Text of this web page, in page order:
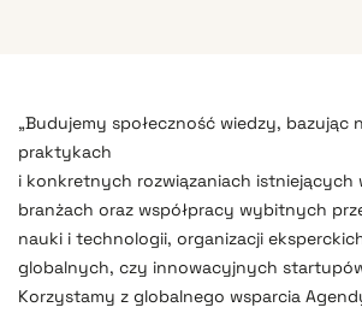
„Budujemy społeczność wiedzy, bazując
praktykach
i konkretnych rozwiązaniach istniejących
branżach oraz współpracy wybitnych
nauki i technologii, organizacji
globalnych, czy innowacyjnych
Korzystamy z globalnego wsparcia